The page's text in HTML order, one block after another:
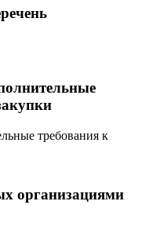
требования к
организациями